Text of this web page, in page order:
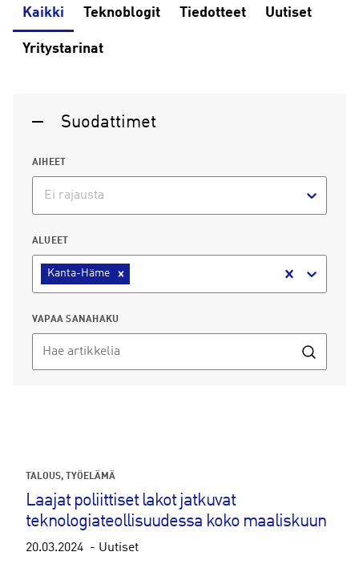
Kaikki Teknoblogit Tiedotteet Uutiset
Yritystarinat
Suodattimet
AIHEET
Ei rajausta
ALUEET
Kanta-Häme
VAPAA SANAHAKU
TALOUS TYÖELÄMÄ
Laajat poliittiset lakot jatkuvat
teknologiateollisuudessa koko maaliskuun
20.03.2024 Uutiset